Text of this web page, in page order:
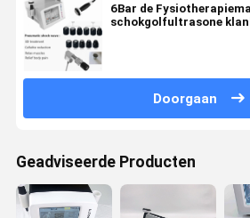
6Bar de
schokgolfultrasone
Doorgaan
Geadviseerde Producten